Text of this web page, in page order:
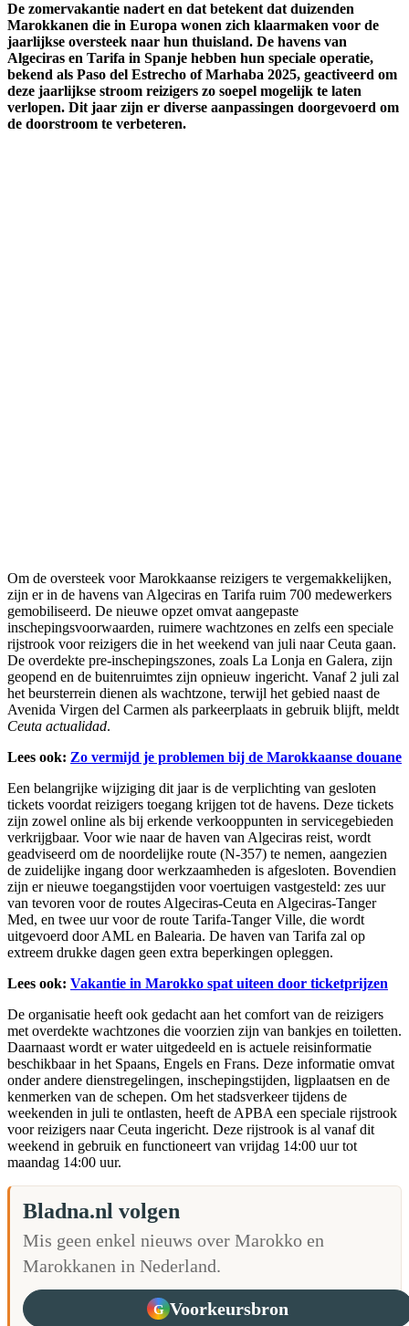
De zomervakantie nadert en dat betekent dat duizenden
Marokkanen die in Europa wonen zich klaarmaken voor de
jaarlijkse oversteek naar hun thuisland. De havens van
Algeciras en Tarifa in Spanje hebben hun speciale operatie,
bekend als Paso del Estrecho of Marhaba 2025, geactiveerd om
deze jaarlijkse stroom reizigers zo soepel mogelijk te laten
verlopen. Dit jaar zijn er diverse aanpassingen doorgevoerd om
de doorstroom te verbeteren.
Om de oversteek voor Marokkaanse reizigers te vergemakkelijken,
zijn er in de havens van Algeciras en Tarifa ruim 700 medewerkers
gemobiliseerd. De nieuwe opzet omvat aangepaste
inschepingsvoorwaarden, ruimere wachtzones en zelfs een speciale
rijstrook voor reizigers die in het weekend van juli naar Ceuta gaan.
De overdekte pre-inschepingszones, zoals La Lonja en Galera, zijn
geopend en de buitenruimtes zijn opnieuw ingericht. Vanaf 2 juli zal
het beursterrein dienen als wachtzone, terwijl het gebied naast de
Avenida Virgen del Carmen als parkeerplaats in gebruik blijft, meldt
Ceuta actualidad.
Lees ook: Zo vermijd je problemen bij de Marokkaanse douane
Een belangrijke wijziging dit jaar is de verplichting van gesloten
tickets voordat reizigers toegang krijgen tot de havens. Deze tickets
zijn zowel online als bij erkende verkooppunten in servicegebieden
verkrijgbaar. Voor wie naar de haven van Algeciras reist, wordt
geadviseerd om de noordelijke route (N-357) te nemen, aangezien
de zuidelijke ingang door werkzaamheden is afgesloten. Bovendien
zijn er nieuwe toegangstijden voor voertuigen vastgesteld: zes uur
van tevoren voor de routes Algeciras-Ceuta en Algeciras-Tanger
Med, en twee uur voor de route Tarifa-Tanger Ville, die wordt
uitgevoerd door AML en Balearia. De haven van Tarifa zal op
extreem drukke dagen geen extra beperkingen opleggen.
Lees ook: Vakantie in Marokko spat uiteen door ticketprijzen
De organisatie heeft ook gedacht aan het comfort van de reizigers
met overdekte wachtzones die voorzien zijn van bankjes en toiletten.
Daarnaast wordt er water uitgedeeld en is actuele reisinformatie
beschikbaar in het Spaans, Engels en Frans. Deze informatie omvat
onder andere dienstregelingen, inschepingstijden, ligplaatsen en de
kenmerken van de schepen. Om het stadsverkeer tijdens de
weekenden in juli te ontlasten, heeft de APBA een speciale rijstrook
voor reizigers naar Ceuta ingericht. Deze rijstrook is al vanaf dit
weekend in gebruik en functioneert van vrijdag 14:00 uur tot
maandag 14:00 uur.
Bladna.nl volgen
Mis geen enkel nieuws over Marokko en
Marokkanen in Nederland.
G Voorkeursbron